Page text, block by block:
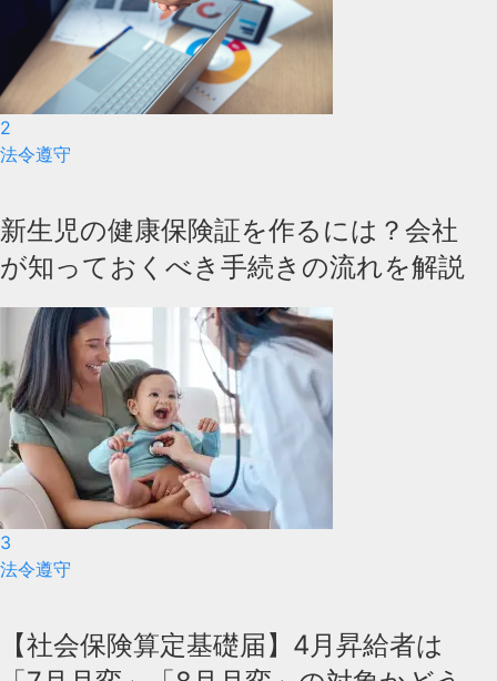
2
法令遵守
新生児の健康保険証を作るには？会社
が知っておくべき手続きの流れを解説
3
法令遵守
【社会保険算定基礎届】4月昇給者は